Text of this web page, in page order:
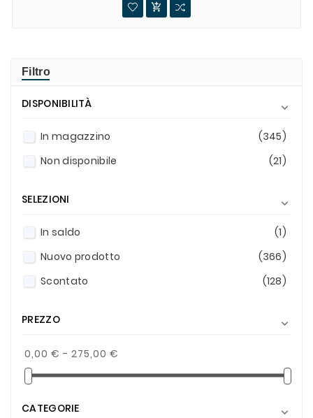

Filtro
DISPONIBILITÀ 
In magazzino
(345)
Non disponibile
(21)
SELEZIONI 
In saldo
(1)
Nuovo prodotto
(366)
Scontato
(128)
PREZZO 
0,00 € - 275,00 €
CATEGORIE 